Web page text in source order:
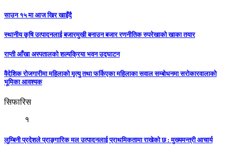
साउन १५ मा आज खिर खाइँदै
स्थानीय कृषि उत्पादनलाई बजारमुखी बनाउन बजार रणनीतिक रुपरेखाको खाका तयार
राप्ती आँखा अस्पतालको शल्यक्रिया भवन उद्घाटन
वैदेशिक रोजगारीमा महिलाको मृत्यु तथा फर्किएका महिलाका सवाल सम्बोधनमा सरोकारवालाको
भूमिका आवश्यक
सिफारिस
१
लुम्बिनी प्रदेशले प्राङ्गारिक मल उत्पादनलाई प्राथमिकतामा राखेकाे छ : मुख्यमन्त्री आचार्य